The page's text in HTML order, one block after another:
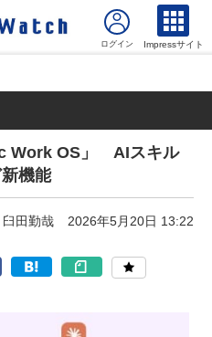
Impressサイト
Work OS」 AIスキル
機能
臼田勤哉 2026年5月20日 13:22